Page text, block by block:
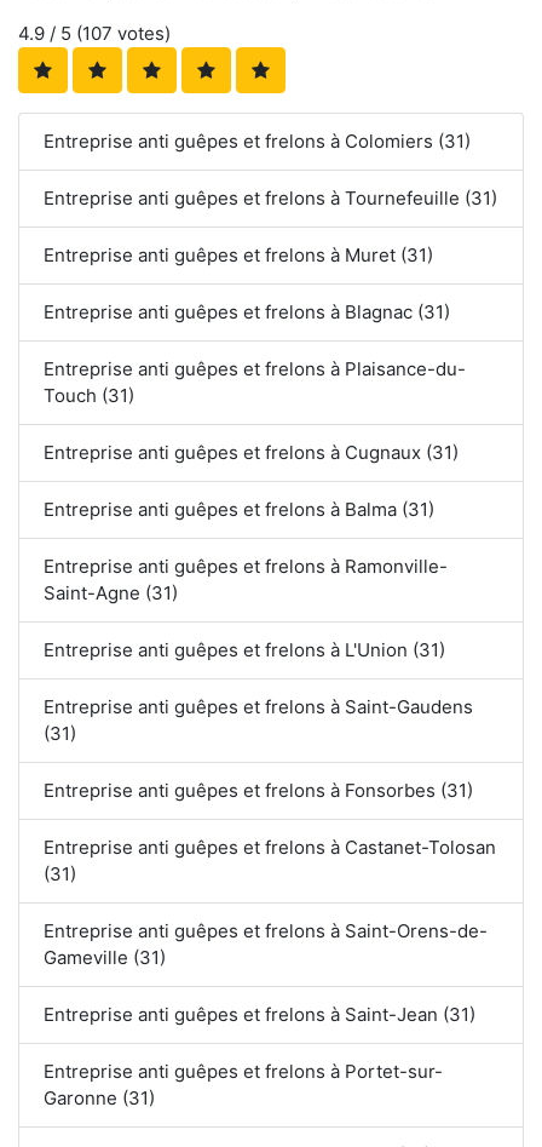
4.9 / 5 (107 votes)
Entreprise anti guêpes et frelons à Colomiers (31)
Entreprise anti guêpes et frelons à Tournefeuille (31)
Entreprise anti guêpes et frelons à Muret (31)
Entreprise anti guêpes et frelons à Blagnac (31)
Entreprise anti guêpes et frelons à Plaisance-du-
Touch (31)
Entreprise anti guêpes et frelons à Cugnaux (31)
Entreprise anti guêpes et frelons à Balma (31)
Entreprise anti guêpes et frelons à Ramonville-
Saint-Agne (31)
Entreprise anti guêpes et frelons à L'Union (31)
Entreprise anti guêpes et frelons à Saint-Gaudens
(31)
Entreprise anti guêpes et frelons à Fonsorbes (31)
Entreprise anti guêpes et frelons à Castanet-Tolosan
(31)
Entreprise anti guêpes et frelons à Saint-Orens-de-
Gameville (31)
Entreprise anti guêpes et frelons à Saint-Jean (31)
Entreprise anti guêpes et frelons à Portet-sur-
Garonne (31)